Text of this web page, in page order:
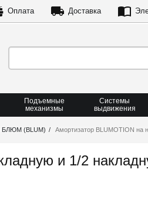
Оплата Доставка
Подъемные
механизмы
Системы
выдвижения
БЛЮМ (BLUM) Амортизатор BLUMOTION на
и 1/2